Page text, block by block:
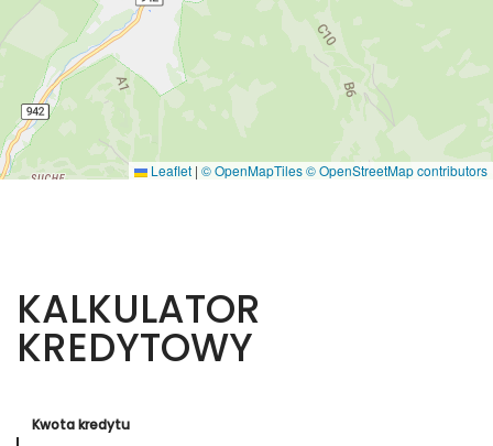
Leaflet | © OpenMapTiles© OpenStreetMap contributors
KALKULATOR
KREDYTOWY
Kwota kredytu